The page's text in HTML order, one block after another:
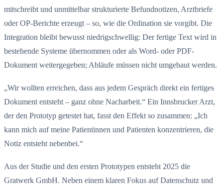
mitschreibt und unmittelbar strukturierte Befundnotizen, Arztbriefe
oder OP-Berichte erzeugt – so, wie die Ordination sie vorgibt. Die
Integration bleibt bewusst niedrigschwellig: Der fertige Text wird in
bestehende Systeme übernommen oder als Word- oder PDF-
Dokument weitergegeben; Abläufe müssen nicht umgebaut werden.
„Wir wollten erreichen, dass aus jedem Gespräch direkt ein fertiges
Dokument entsteht – ganz ohne Nacharbeit.“ Ein Innsbrucker Arzt,
der den Prototyp getestet hat, fasst den Effekt so zusammen: „Ich
kann mich auf meine Patientinnen und Patienten konzentrieren, die
Notiz entsteht nebenbei.“
Aus der Studie und den ersten Prototypen entsteht 2025 die
Gratwerk GmbH. Neben einem klaren Fokus auf Datenschutz und